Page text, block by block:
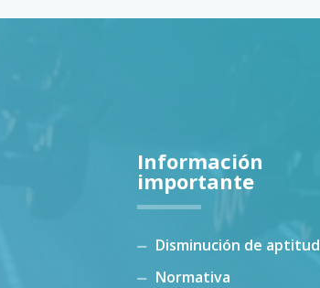
Información
importante
Disminución de aptitud
Normativa